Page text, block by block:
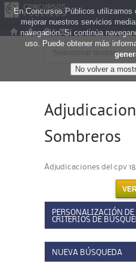
Sombreros
Adjudicaciones del cpv
PERSONALIZACIÓN
CRITERIOS DE
NUEVA BÚSQUEDA
En Concursos Públicos utilizamos
mejorar nuestros servicios
navegación. Si continúa
uso. Puede obtener más